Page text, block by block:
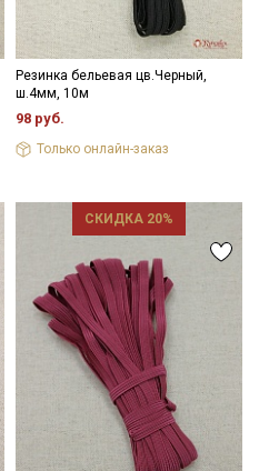
Резинка бельевая цв.Черный,
ш.4мм, 10м
98 руб.
Только онлайн-заказ
СКИДКА 20%